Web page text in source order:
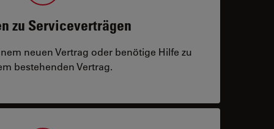
zu Serviceverträgen
neuen Vertrag oder benötige Hilfe zu
bestehenden Vertrag.